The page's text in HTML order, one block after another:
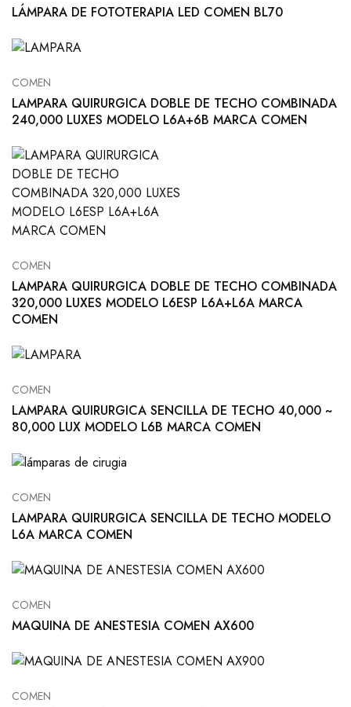
LÁMPARA DE FOTOTERAPIA LED COMEN BL70
COMEN
LAMPARA QUIRURGICA DOBLE DE TECHO COMBINADA
240,000 LUXES MODELO L6A+6B MARCA COMEN
COMEN
LAMPARA QUIRURGICA DOBLE DE TECHO COMBINADA
320,000 LUXES MODELO L6ESP L6A+L6A MARCA
COMEN
COMEN
LAMPARA QUIRURGICA SENCILLA DE TECHO 40,000 ~
80,000 LUX MODELO L6B MARCA COMEN
COMEN
LAMPARA QUIRURGICA SENCILLA DE TECHO MODELO
L6A MARCA COMEN
COMEN
MAQUINA DE ANESTESIA COMEN AX600
COMEN